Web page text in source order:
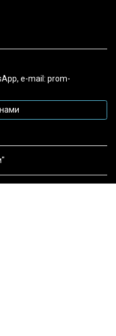
e-mail: prom-